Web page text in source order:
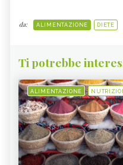
da: ALIMENTAZIONE DIETE
Ti potrebbe
ALIMENTAZIONE